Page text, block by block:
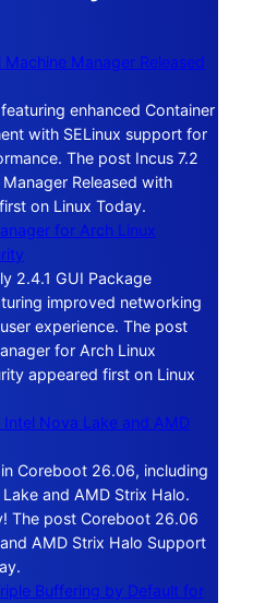
Manager Released
enhanced Container
with SELinux support for
The post Incus 7.2
Released with
on Linux Today.
for Arch Linux
2.4.1 GUI Package
improved networking
experience. The post
for Arch Linux
appeared first on Linux
Nova Lake and AMD
Coreboot 26.06, including
and AMD Strix Halo.
The post Coreboot 26.06
AMD Strix Halo Support
Buffering by Default for